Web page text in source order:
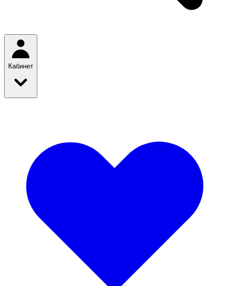
Кабинет